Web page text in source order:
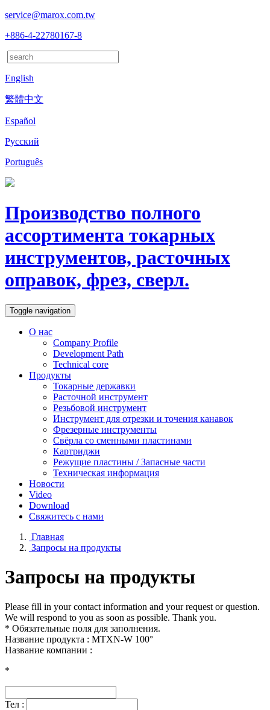
service@marox.com.tw
+886-4-22780167-8
English
繁體中文
Español
Русский
Português
Производство полного
ассортимента токарных
инструментов, расточных
оправок, фрез, сверл.
Toggle navigation
О нас
Company Profile
Development Path
Technical core
Продукты
Токарные державки
Расточной инструмент
Резьбовой инструмент
Инструмент для отрезки и точения канавок
Фрезерные инструменты
Свёрла со сменными пластинами
Картриджи
Режущие пластины / Запасные части
Техническая информация
Новости
Video
Download
Свяжитесь с нами
Главная
Запросы на продукты
Запросы на продукты
Please fill in your contact information and your request or question.
We will respond to you as soon as possible. Thank you.
* Обязательные поля для заполнения.
Название продукта : MTXN-W 100°
Название компании :
*
Тел :